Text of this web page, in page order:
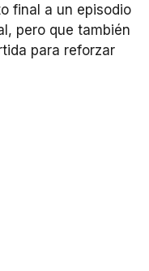
final a un episodio
pero que también
para reforzar